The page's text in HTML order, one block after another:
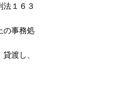
法１６３
の事務処
渡し、